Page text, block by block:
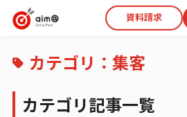
資料請求
カテゴリ： 集客
カテゴリ記事一覧